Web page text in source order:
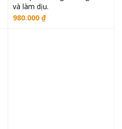
và làm dịu.
980.000 ₫